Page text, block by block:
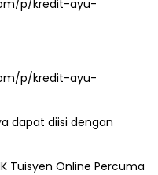
p/kredit-ayu-
p/kredit-ayu-
dapat diisi dengan
Tuisyen Online Percuma